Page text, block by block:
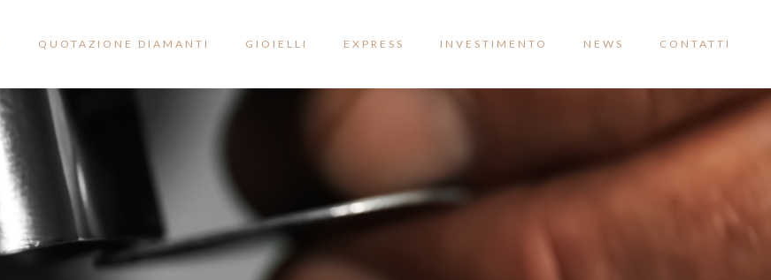
QUOTAZIONE DIAMANTI GIOIELLI EXPRESS INVESTIMENTO NEWS CONTATTI